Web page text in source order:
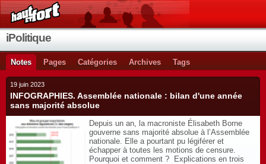
iPolitique
Notes Pages Catégories Archives Tags
19 juin 2023
INFOGRAPHIES. Assemblée nationale : bilan d'une année
sans majorité absolue
Depuis un an, la macroniste Élisabeth Borne
gouverne sans majorité absolue à l’Assemblée
nationale. Elle a pourtant pu légiférer et
échapper à toutes les motions de censure.
Pourquoi et comment ? Explications en trois